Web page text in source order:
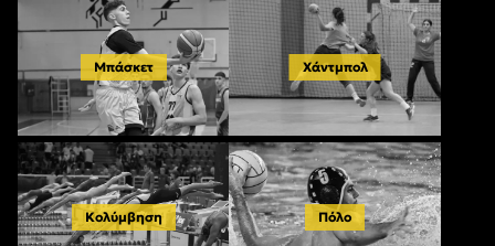
Μπάσκετ Χάντμπολ
Κολύμβηση Πόλο